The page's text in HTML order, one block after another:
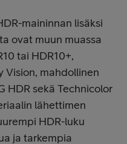
maininnan lisäksi
ovat muun muassa
tai HDR10+,
Vision, mahdollinen
HDR sekä Technicolor
lähettimen
HDR-luku
ja tarkempia